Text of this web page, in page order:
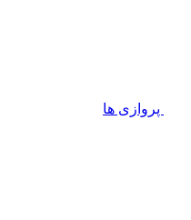
پروازی ها